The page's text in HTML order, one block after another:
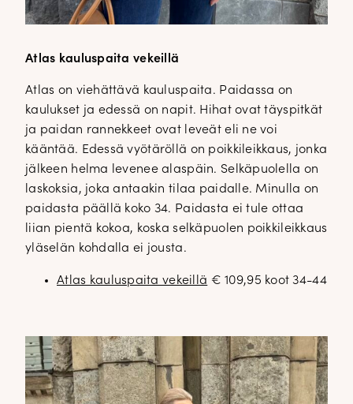
Atlas kauluspaita vekeillä
Atlas on viehättävä kauluspaita. Paidassa on
kaulukset ja edessä on napit. Hihat ovat täyspitkät
ja paidan rannekkeet ovat leveät eli ne voi
kääntää. Edessä vyötäröllä on poikkileikkaus, jonka
jälkeen helma levenee alaspäin. Selkäpuolella on
laskoksia, joka antaakin tilaa paidalle. Minulla on
paidasta päällä koko 34. Paidasta ei tule ottaa
liian pientä kokoa, koska selkäpuolen poikkileikkaus
yläselän kohdalla ei jousta.
Atlas kauluspaita vekeillä € 109,95 koot 34-44